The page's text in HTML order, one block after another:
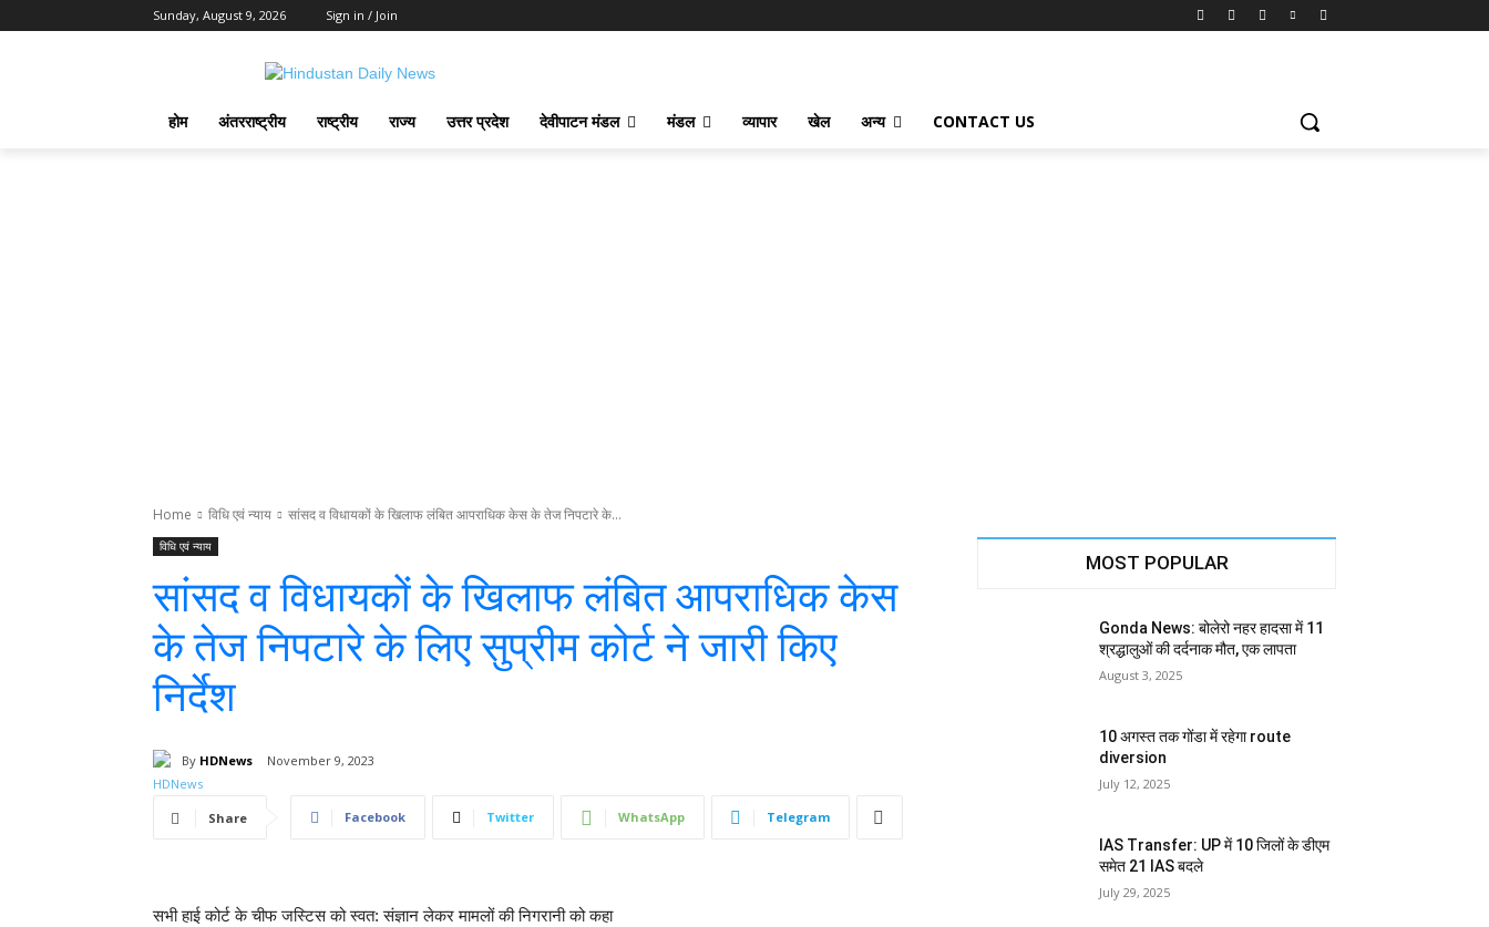
Sunday, August 9, 2026 Sign in / Join
होम अंतरराष्ट्रीय राष्ट्रीय राज्य उत्तर प्रदेश देवीपाटन मंडल मंडल व्यापार खेल अन्य CONTACT US
Home विधि एवं न्याय सांसद व विधायकों के खिलाफ लंबित आपराधिक केस के तेज निपटारे के...
विधि एवं न्याय
सांसद व विधायकों के खिलाफ लंबित आपराधिक केस
के तेज निपटारे के लिए सुप्रीम कोर्ट ने जारी किए
निर्देश
By HDNews November 9, 2023
Share Facebook Twitter WhatsApp Telegram
सभी हाई कोर्ट के चीफ जस्टिस को स्वत: संज्ञान लेकर मामलों की निगरानी को कहा
MOST POPULAR
Gonda News: बोलेरो नहर हादसा में 11
श्रद्धालुओं की दर्दनाक मौत, एक लापता
August 3, 2025
10 अगस्त तक गोंडा में रहेगा route
diversion
July 12, 2025
IAS Transfer: UP में 10 जिलों के डीएम
समेत 21 IAS बदले
July 29, 2025